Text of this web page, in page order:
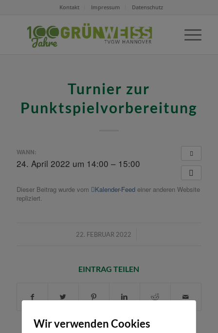
Kontakt Impressum Datenschutz
Turnier zur
Punktspielvorbereitung
WANN:
24. April 2022 um 14:00 – 15:00
Dieser Beitrag wurde vom Kalender-Feedeiner anderen Website
repliziert.
22. FEBRUAR 2022
/
EINTRAG TEILEN
Wir verwenden Cookies